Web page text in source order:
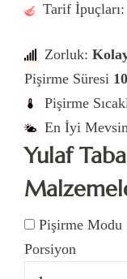
Tarif İpuçları:
Zorluk:
Pişirme Süresi
Pişirme
En İyi
Yulaf
Pişirme Modu
Porsiyon